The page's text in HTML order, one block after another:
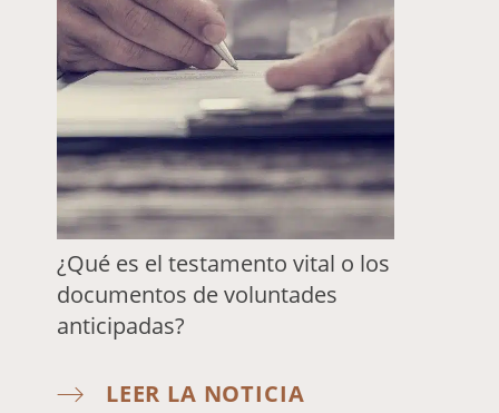
¿Qué es el testamento vital o los
documentos de voluntades
anticipadas?
LEER LA NOTICIA